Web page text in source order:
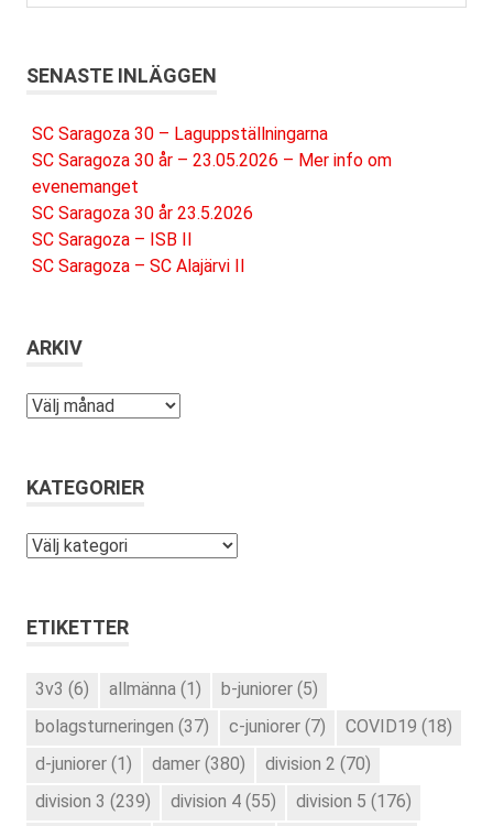
SENASTE INLÄGGEN
SC Saragoza 30 – Laguppställningarna
SC Saragoza 30 år – 23.05.2026 – Mer info om
evenemanget
SC Saragoza 30 år 23.5.2026
SC Saragoza – ISB II
SC Saragoza – SC Alajärvi II
ARKIV
Arkiv
KATEGORIER
Kategorier
ETIKETTER
3v3 (6) allmänna (1) b-juniorer (5)
bolagsturneringen (37) c-juniorer (7) COVID19 (18)
d-juniorer (1) damer (380) division 2 (70)
division 3 (239) division 4 (55) division 5 (176)